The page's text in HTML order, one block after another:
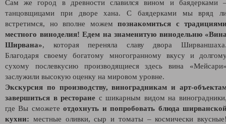
Сам же город в древности славился вином и баядерками
танцовщицами при дворе хана. С баядерками мы вряд
встретимся, но вполне можем познакомиться с
местного виноделия! Едем на знаменитую винодельню
Ширвана», которая переняла славу двора
Благодаря своему богатому многогранному вкусу и
сухому послевкусию производящиеся здесь вина
заслужили высокую оценку на мировом уровне.
Экскурсия по производству, виноградникам и арт-
завершиться в ресторане с шикарным видом на
где Вы сможетеотдохнуть и попробовать блюда
кухни: местные оливки, сыр и томаты – космически